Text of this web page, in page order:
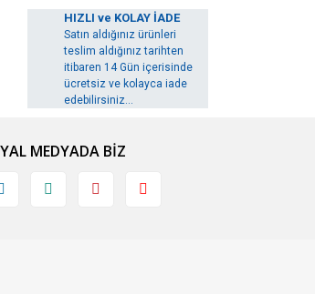
HIZLI ve KOLAY İADE
Satın aldığınız ürünleri
teslim aldığınız tarihten
itibaren 14 Gün içerisinde
ücretsiz ve kolayca iade
edebilirsiniz...
MEDYADA BİZ